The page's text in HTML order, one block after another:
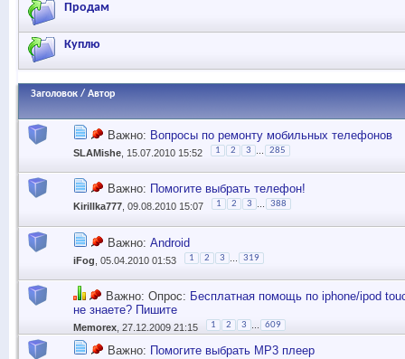
Продам
Куплю
Заголовок / Автор
Важно: Вопросы по ремонту мобильных телефонов
SLAMishe , 15.07.2010 15:52 1 2 3 285
Важно: Помогите выбрать телефон!
Kirillka777 , 09.08.2010 15:07 1 2 3 388
Важно: Android
iFog , 05.04.2010 01:53 1 2 3 319
Важно: Опрос: Бесплатная помощь по iphone/ipod
не знаете? Пишите
Memorex , 27.12.2009 21:15 1 2 3 609
Важно: Помогите выбрать MP3 плеер